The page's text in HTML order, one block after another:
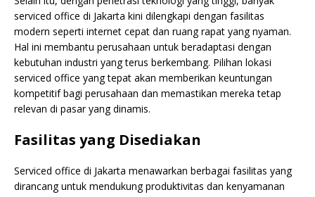
serviced office di Jakarta kini dilengkapi dengan fasilitas
modern seperti internet cepat dan ruang rapat yang nyaman.
Hal ini membantu perusahaan untuk beradaptasi dengan
kebutuhan industri yang terus berkembang. Pilihan lokasi
serviced office yang tepat akan memberikan keuntungan
kompetitif bagi perusahaan dan memastikan mereka tetap
relevan di pasar yang dinamis.
Fasilitas yang Disediakan
Serviced office di Jakarta menawarkan berbagai fasilitas yang
dirancang untuk mendukung produktivitas dan kenyamanan